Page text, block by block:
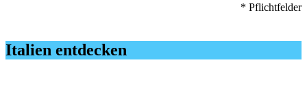
* Pflichtfelder
Italien entdecken